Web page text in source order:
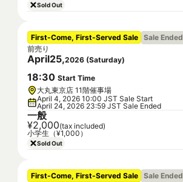
Sold Out
First-Come, First-Served Sale Sale Ended
前売り
April25,2026 (Saturday)
18:30 Start Time
大丸東京店 11階催事場
April 4, 2026 10:00 JST Sale Start
April 24, 2026 23:59 JST Sale Ended
一般
¥2,000(tax included)
小学生（¥1,000）
Sold Out
First-Come, First-Served Sale Sale Ended